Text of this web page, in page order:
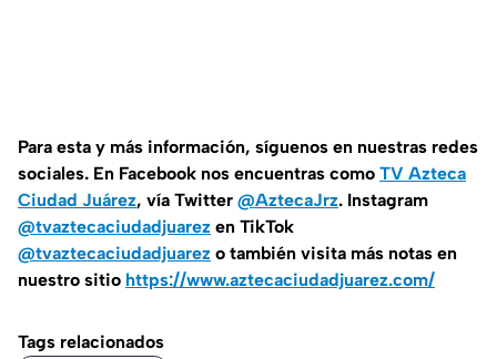
Para esta y más información, síguenos en nuestras redes
sociales. En Facebook nos encuentras como TV Azteca
Ciudad Juárez, vía Twitter @AztecaJrz. Instagram
@tvaztecaciudadjuarez en TikTok
@tvaztecaciudadjuarez o también visita más notas en
nuestro sitio https://www.aztecaciudadjuarez.com/
Tags relacionados